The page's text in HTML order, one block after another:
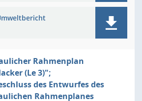
Rahmenplan
(Le 3)";
des Entwurfes des
Rahmenplanes